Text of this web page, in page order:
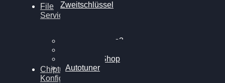
Zweitschlüssel
File
Service
Alientech Kess3
Alientech Shop
Autotuner
Chiptuning
Konfigurator